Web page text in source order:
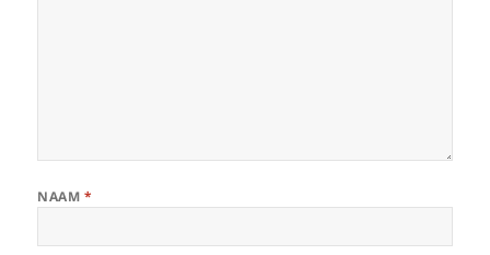
NAAM *